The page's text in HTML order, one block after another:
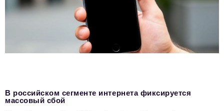
В российском сегменте интернета фиксируется
массовый сбой